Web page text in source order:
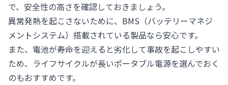
で、安全性の高さを確認しておきましょう。
異常発熱を起こさないために、BMS（バッテリーマネジ
メントシステム）搭載されている製品なら安心です。
また、電池が寿命を迎えると劣化して事故を起こしやすい
ため、ライフサイクルが長いポータブル電源を選んでおく
のもおすすめです。